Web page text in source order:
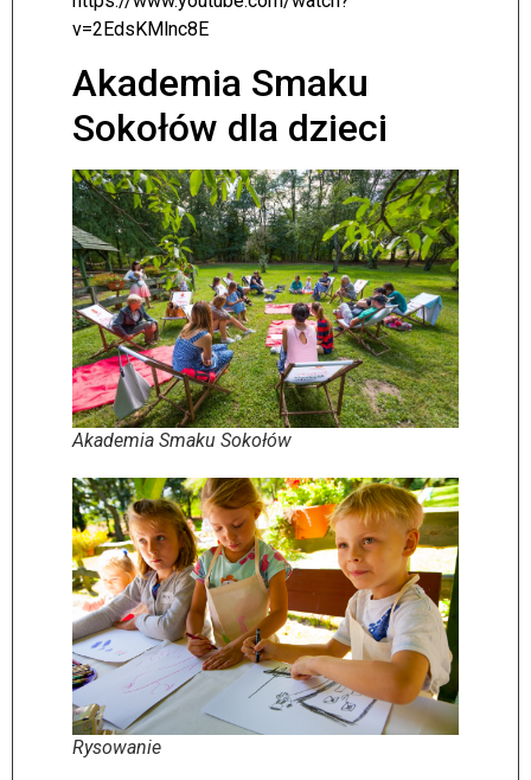
v=2EdsKMlnc8E
Akademia Smaku
Sokołów dla dzieci
Akademia Smaku Sokołów
Rysowanie